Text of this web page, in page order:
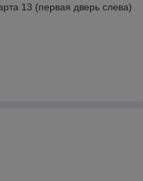
13 (первая дверь слева)